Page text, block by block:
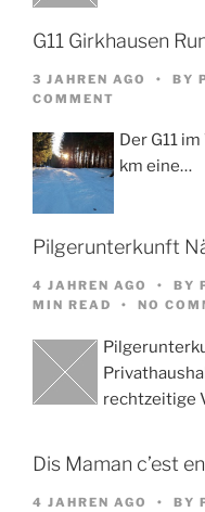
G11 Girkhausen
3 JAHREN AGO BY
COMMENT
Der G11
km eine…
Pilgerunterkunft
4 JAHREN AGO BY
MIN READ
NO
rechtzeitige
Dis Maman c’est
4 JAHREN AGO BY